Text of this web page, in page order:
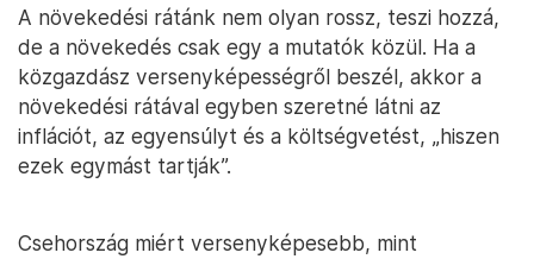
A növekedési rátánk nem olyan rossz, teszi hozzá,
de a növekedés csak egy a mutatók közül. Ha a
közgazdász versenyképességről beszél, akkor a
növekedési rátával egyben szeretné látni az
inflációt, az egyensúlyt és a költségvetést, „hiszen
ezek egymást tartják”.
Csehország miért versenyképesebb, mint